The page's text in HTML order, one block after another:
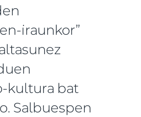
iraunkor”
kultura bat
Salbuespen